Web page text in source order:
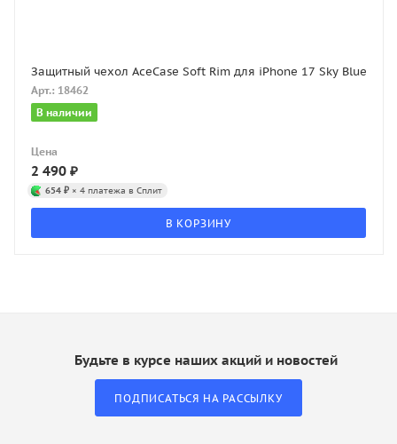
Защитный чехол AceCase Soft Rim для iPhone 17 Sky Blue
Арт.: 18462
В наличии
Цена
2 490 ₽
654 ₽ × 4 платежа в Сплит
В КОРЗИНУ
Будьте в курсе наших акций и новостей
ПОДПИСАТЬСЯ НА РАССЫЛКУ